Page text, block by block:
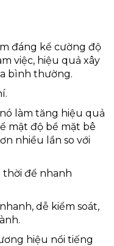
đáng kể cường độ
việc, hiệu quả xây
bình thường.
làm tăng hiệu quả
mật độ bề mặt bê
nhiều lần so với
thời để nhanh
dễ kiểm soát,
hiệu nổi tiếng